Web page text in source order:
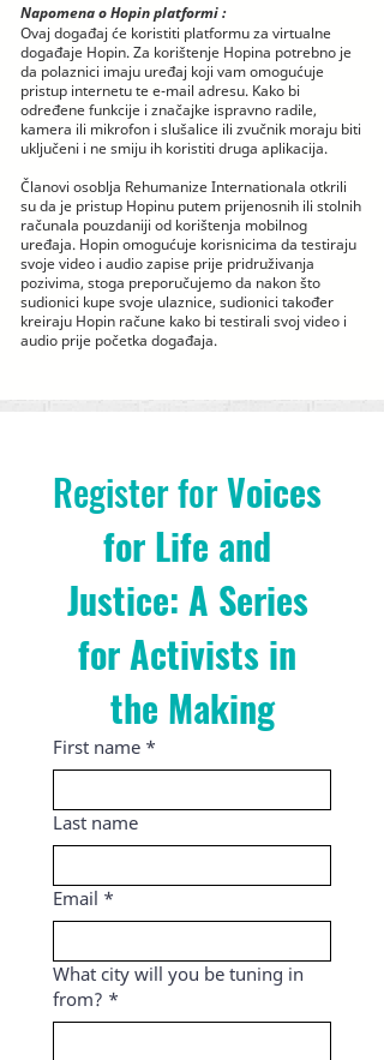
Napomena o Hopin platformi:
Ovaj događaj će koristiti platformu za virtualne
događaje Hopin. Za korištenje Hopina potrebno je
da polaznici imaju uređaj koji vam omogućuje
pristup internetu te e-mail adresu. Kako bi
određene funkcije i značajke ispravno radile,
kamera ili mikrofon i slušalice ili zvučnik moraju biti
uključeni i ne smiju ih koristiti druga aplikacija.
Članovi osoblja Rehumanize Internationala otkrili
su da je pristup Hopinu putem prijenosnih ili stolnih
računala pouzdaniji od korištenja mobilnog
uređaja. Hopin omogućuje korisnicima da testiraju
svoje video i audio zapise prije pridruživanja
pozivima, stoga preporučujemo da nakon što
sudionici kupe svoje ulaznice, sudionici također
kreiraju Hopin račune kako bi testirali svoj video i
audio prije početka događaja.
Register for Voices
for Life and
Justice: A Series
for Activists in
the Making
First name *
Last name
Email *
What city will you be tuning in
from? *